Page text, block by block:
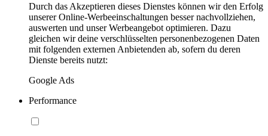
Durch das Akzeptieren dieses Dienstes können wir den Erfolg
unserer Online-Werbeeinschaltungen besser nachvollziehen,
auswerten und unser Werbeangebot optimieren. Dazu
gleichen wir deine verschlüsselten personenbezogenen Daten
mit folgenden externen Anbietenden ab, sofern du deren
Dienste bereits nutzt:
Google Ads
Performance